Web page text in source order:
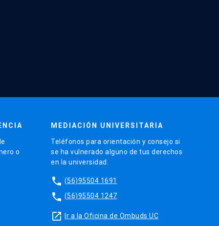
o
MEDIACIÓN UNIVERSITARIA
Teléfonos para orientación y consejo si
se ha vulnerado alguno de tus derechos
en la universidad.
phone (56)95504 1691
phone (56)95504 1247
launch Ir a la Oficina de Ombuds UC